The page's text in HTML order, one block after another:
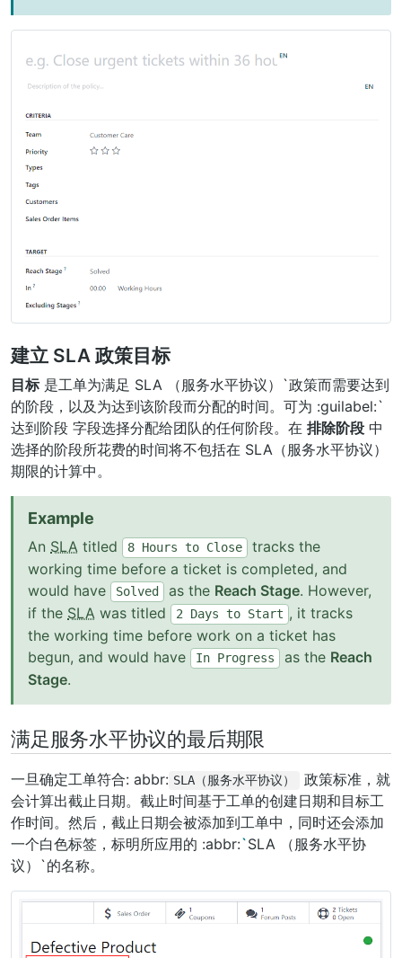
建立 SLA 政策目标
目标是工单为满足 SLA （服务水平协议）`政策而需要达到
的阶段，以及为达到该阶段而分配的时间。可为 :guilabel:`
达到阶段 字段选择分配给团队的任何阶段。在 排除阶段 中
选择的阶段所花费的时间将不包括在 SLA（服务水平协议）
期限的计算中。
Example
An SLA titled 8 Hours to Close tracks the
working time before a ticket is completed, and
would have
Solved as the Reach Stage. However,
if the SLA was titled 2 Days to Start , it tracks
the working time before work on a ticket has
begun, and would have
In Progress as the Reach
Stage.
满足服务水平协议的最后期限
一旦确定工单符合: abbr: SLA（服务水平协议）
政策标准，就
会计算出截止日期。截止时间基于工单的创建日期和目标工
作时间。然后，截止日期会被添加到工单中，同时还会添加
一个白色标签，标明所应用的 :abbr:`SLA （服务水平协
议）`的名称。